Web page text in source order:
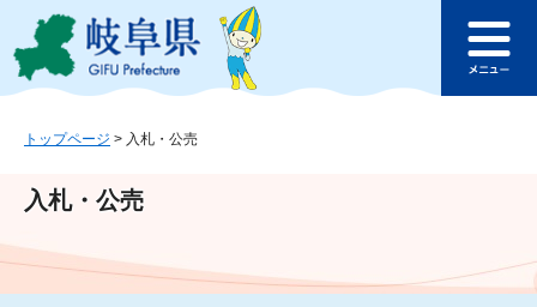
ジ
ュ
文
このページの本文へ
ュ
トップページ > 入札・公売
入札・公売